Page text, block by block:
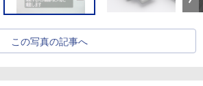
この写真の記事へ